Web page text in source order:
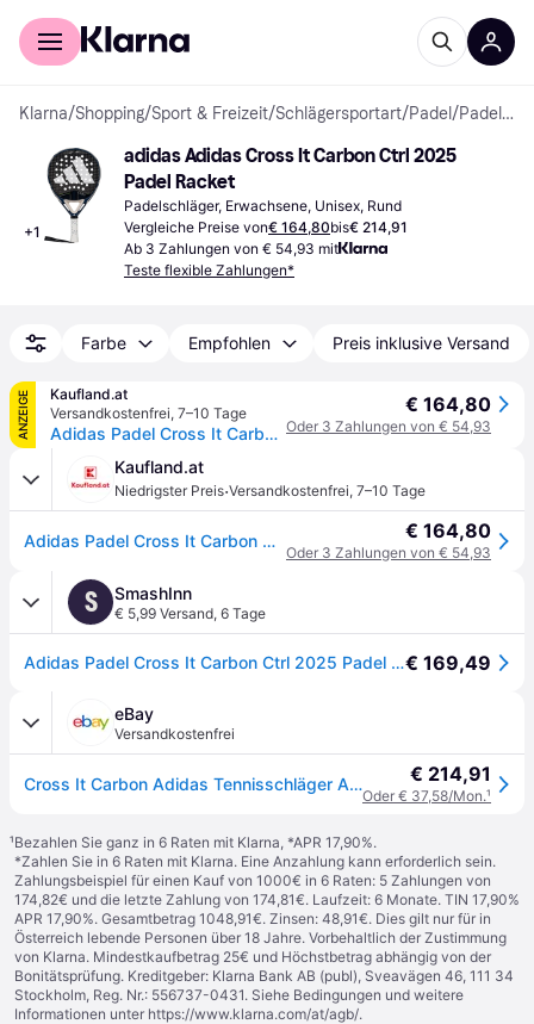
Für Shopper
Klarna/Shopping/Sport & Freizeit/Schlägersportart/Padel / Padelschläger
+1
adidas Adidas Cross It Carbon Ctrl 2025
Padel Racket
Padelschläger, Erwachsene, Unisex, Rund
Vergleiche Preise von€ 164,80bis€ 214,91
Ab 3 Zahlungen von € 54,93 mit
Teste flexible Zahlungen*
Farbe Empfohlen Preis inklusive Versand
ANZEIGE
Kaufland.at
Versandkostenfrei, 7–10 Tage
Adidas Padel Cross It Carbon Ctrl 2025 Padelschläger Silber Silber One Size
€ 164,80
Oder 3 Zahlungen von € 54,93
Kaufland.at
Niedrigster Preis·Versandkostenfrei, 7–10 Tage
Adidas Padel Cross It Carbon Ctrl 2025 Padelschläger Silber Silber One Size € 164,80
Oder 3 Zahlungen von € 54,93
S SmashInn
€ 5,99 Versand, 6 Tage
Adidas Padel Cross It Carbon Ctrl 2025 Padel Racket Silber€ 169,49
eBay
Versandkostenfrei
Cross It Carbon Adidas Tennisschläger Außenfarbe BLU MPN AR1CA7U12 € 214,91
Oder € 37,58/Mon.¹
¹Bezahlen Sie ganz in 6 Raten mit Klarna, *APR 17,90%.
*Zahlen Sie in 6 Raten mit Klarna. Eine Anzahlung kann erforderlich sein.
Zahlungsbeispiel für einen Kauf von 1000€ in 6 Raten: 5 Zahlungen von
174,82€ und die letzte Zahlung von 174,81€. Laufzeit: 6 Monate. TIN 17,90%
APR 17,90%. Gesamtbetrag 1048,91€. Zinsen: 48,91€. Dies gilt nur für in
Österreich lebende Personen über 18 Jahre. Vorbehaltlich der Zustimmung
von Klarna. Mindestkaufbetrag 25€ und Höchstbetrag abhängig von der
Bonitätsprüfung. Kreditgeber: Klarna Bank AB (publ), Sveavägen 46, 111 34
Stockholm, Reg. Nr.: 556737-0431. Siehe Bedingungen und weitere
Informationen unter https://www.klarna.com/at/agb/.